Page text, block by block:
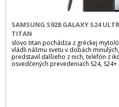
SAMSUNG S928 GALAXY S24
TITAN
slovo titan pochádza z gréckej
vládli nášmu svetu v dobách
predstavil ďalšieho z nich, telefón z
osvedčených prevedeniach S24,